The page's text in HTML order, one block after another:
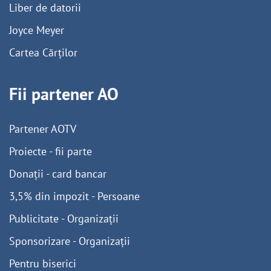
Liber de datorii
Joyce Meyer
Cartea Cărților
Fii partener AO
Partener AOTV
Proiecte - fii parte
Donații - card bancar
3,5% din impozit - Persoane
Publicitate - Organizații
Sponsorizare - Organizații
Pentru biserici